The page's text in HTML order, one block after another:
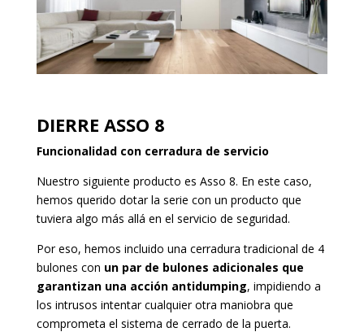
DIERRE ASSO 8
Funcionalidad con cerradura de servicio
Nuestro siguiente producto es Asso 8. En este caso,
hemos querido dotar la serie con un producto que
tuviera algo más allá en el servicio de seguridad.
Por eso, hemos incluido una cerradura tradicional de 4
bulones con un par de bulones adicionales que
garantizan una acción antidumping, impidiendo a
los intrusos intentar cualquier otra maniobra que
comprometa el sistema de cerrado de la puerta.